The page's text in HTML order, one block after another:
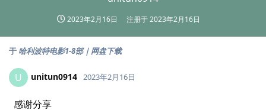
2023年2月16日 注册于2023年2月16日
于 哈利波特电影1-8部｜网盘下载
U unitun0914 2023年2月16日
感谢分享